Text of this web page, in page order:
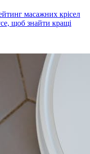
масажних крісел
щоб знайти кращі